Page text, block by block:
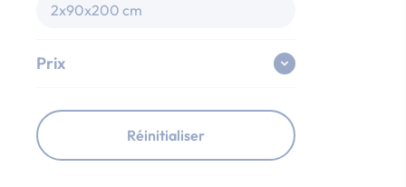
2x90x200 cm
Prix
Réinitialiser